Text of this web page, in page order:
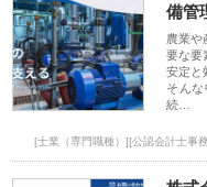
備管
農業や
要な要
安定と
そん
続…
[士業（専門職種）][公認会計士事